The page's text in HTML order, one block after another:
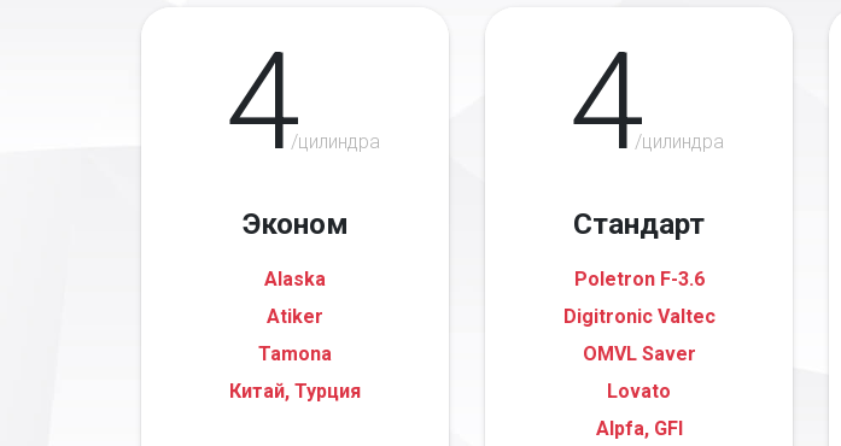
4/цилиндра
Эконом
Alaska
Atiker
Tamona
Китай, Турция
4/цилиндра
Стандарт
Poletron F-3.6
Digitronic Valtec
OMVL Saver
Lovato
Alpfa, GFI